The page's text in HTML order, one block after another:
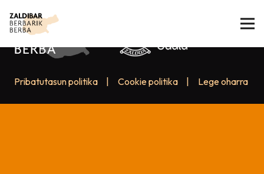
Pribatutasun politika Cookie politika Lege oharra